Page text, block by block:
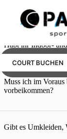
springen
COURT BUCHEN
Verleiht ihr Schläger?
Habt ihr Indoor-
Muss ich im Voraus
vorbeikommen?
Gibt es Umkleiden,